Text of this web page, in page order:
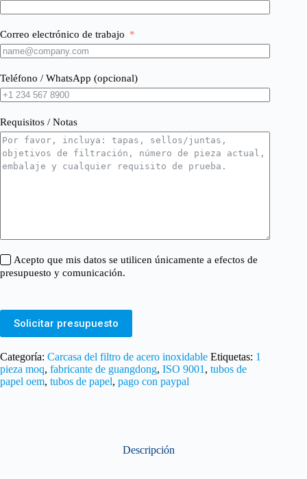
Correo electrónico de trabajo
Teléfono / WhatsApp (opcional)
Requisitos / Notas
Acepto que mis datos se utilicen únicamente a efectos de
presupuesto y comunicación.
Solicitar presupuesto
Categoría: Carcasa del filtro de acero inoxidable Etiquetas: 1
pieza moq, fabricante de guangdong, ISO 9001 , tubos de
papel oem, tubos de papel, pago con paypal
Descripción